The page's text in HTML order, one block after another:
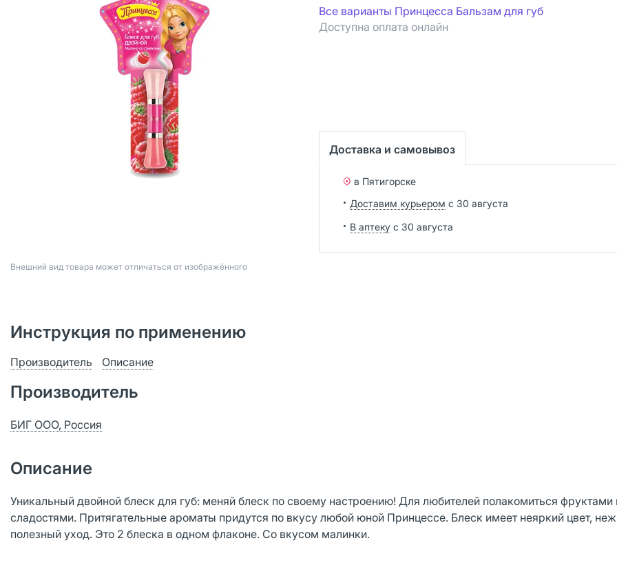
Bнешний вид товара может отличаться от изображённого
Все варианты Принцесса Бальзам для губ
Доступна оплата онлайн
Доставка и самовывоз
в Пятигорске
Доставим курьером с 30 августа
В аптеку с 30 августа
Инструкция по применению
Производитель Описание
Производитель
БИГ ООО, Россия
Описание
Уникальный двойной блеск для губ: меняй блеск по своему настроению! Для любителей полакомиться фруктами
сладостями. Притягательные ароматы придутся по вкусу любой юной Принцессе. Блеск имеет неяркий цвет,
полезный уход. Это 2 блеска в одном флаконе. Со вкусом малинки.